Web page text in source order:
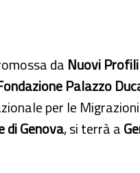
da Nuovi Profili
Palazzo
per le
di Genova, si terrà a